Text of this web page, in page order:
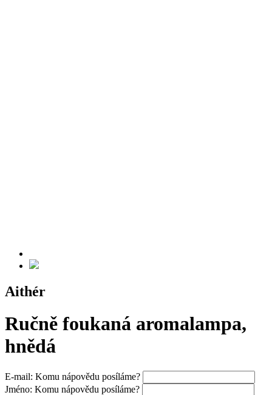
Aithér
Ručně foukaná aromalampa,
hnědá
E-mail: Komu nápovědu posíláme?
Jméno: Komu nápovědu posíláme?